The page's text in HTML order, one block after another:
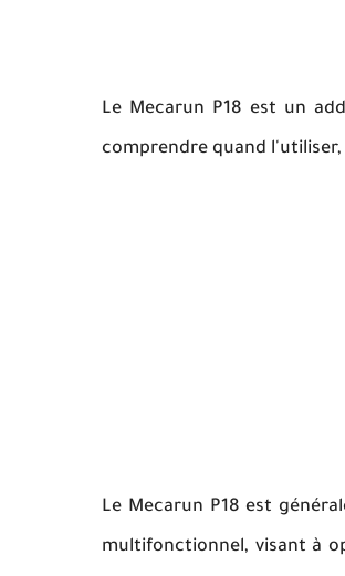
Le Mecarun P18 est un
comprendre quand
Le Mecarun P18 est
multifonctionnel, visant à